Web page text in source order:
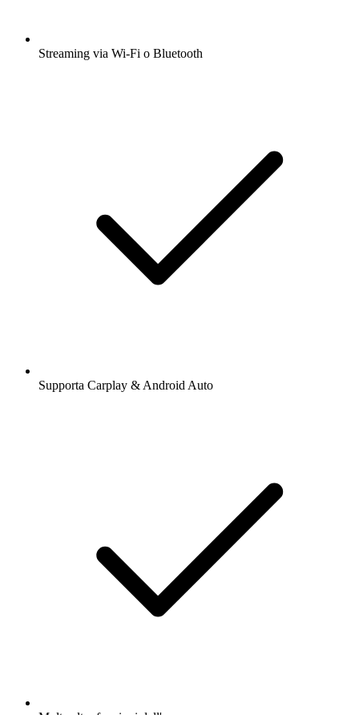
Streaming via Wi-Fi o Bluetooth
Supporta Carplay & Android Auto